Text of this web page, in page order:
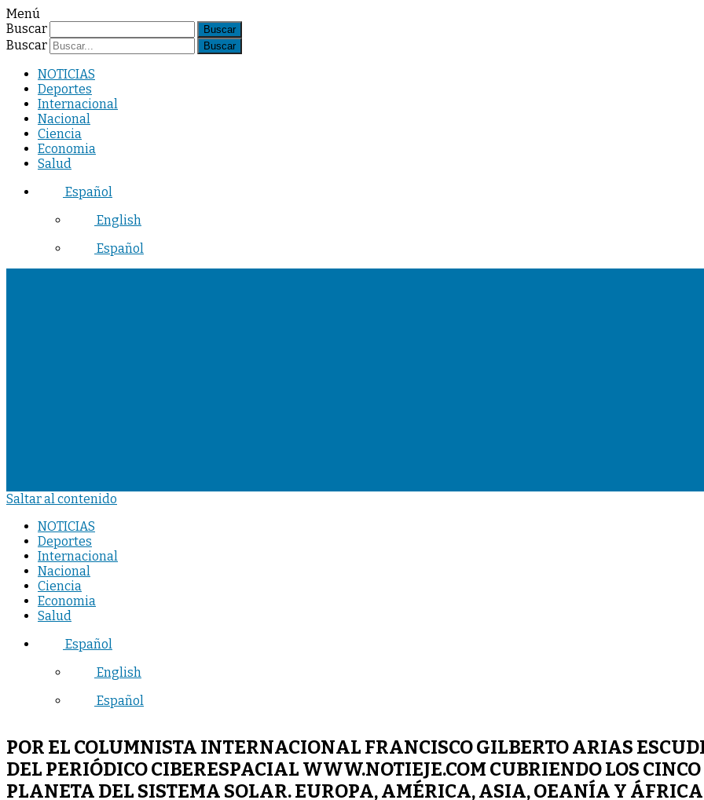
Menú
Buscar
Buscar
NOTICIAS
Deportes
Internacional
Nacional
Ciencia
Economia
Salud
Español
English
Español
Saltar al contenido
NOTICIAS
Deportes
Internacional
Nacional
Ciencia
Economia
Salud
Español
English
Español
POR EL COLUMNISTA INTERNACIONAL FRANCISCO GILBERTO ARIAS
DEL PERIÓDICO CIBERESPACIAL WWW.NOTIEJE.COM CUBRIENDO LOS
PLANETA DEL SISTEMA SOLAR. EUROPA, AMÉRICA, ASIA, OEANÍA Y